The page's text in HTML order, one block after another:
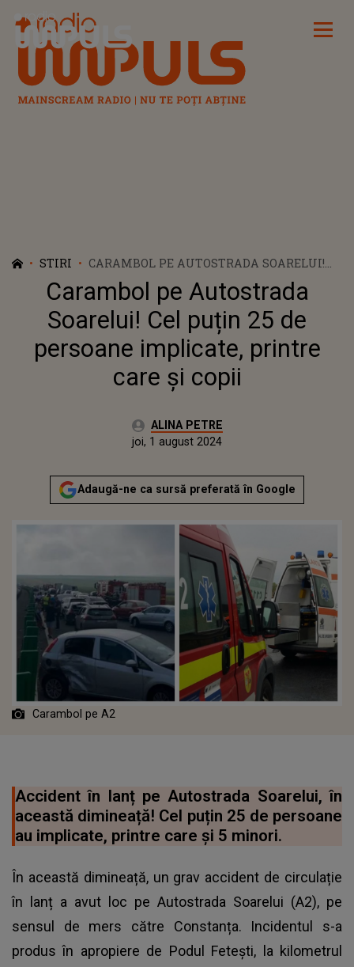
Radio Impuls
STIRI
CARAMBOL PE AUTOSTRADA SOARELUI!
CEL PUȚIN 25 DE PERSOANE IMPLICATE,
PRINTRE CARE ȘI COPII
Carambol pe Autostrada
Soarelui! Cel puțin 25 de
persoane implicate, printre
care și copii
Autor:ALINA PETRE
Actualizat:
joi, 1 august 2024
Adaugă-ne ca sursă preferată în Google
Carambol pe A2
Accident în lanț pe Autostrada Soarelui, în
această dimineață! Cel puțin 25 de persoane
au implicate, printre care și 5 minori.
În această dimineață, un grav accident de circulație
în lanț a avut loc pe Autostrada Soarelui (A2), pe
sensul de mers către Constanța. Incidentul s-a
produs în apropiere de Podul Fetești, la kilometrul